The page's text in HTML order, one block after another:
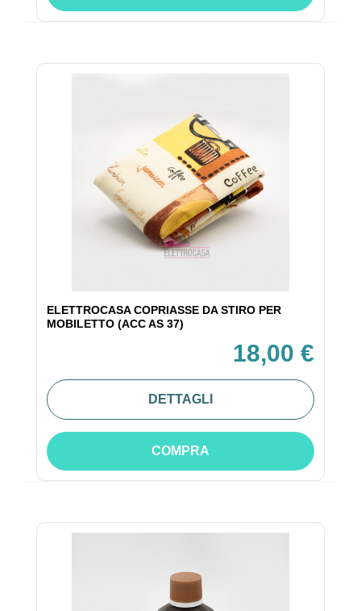
ELETTROCASA COPRIASSE DA STIRO PER
MOBILETTO (ACC AS 37)
18,00 €
DETTAGLI
COMPRA